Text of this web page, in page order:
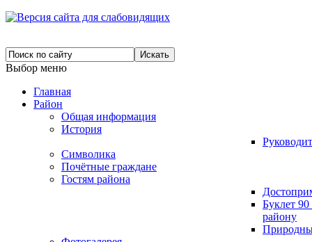
Выбор меню
Главная
Район
Общая информация
История
Символика
Почётные граждане
Гостям района
Буклет
району